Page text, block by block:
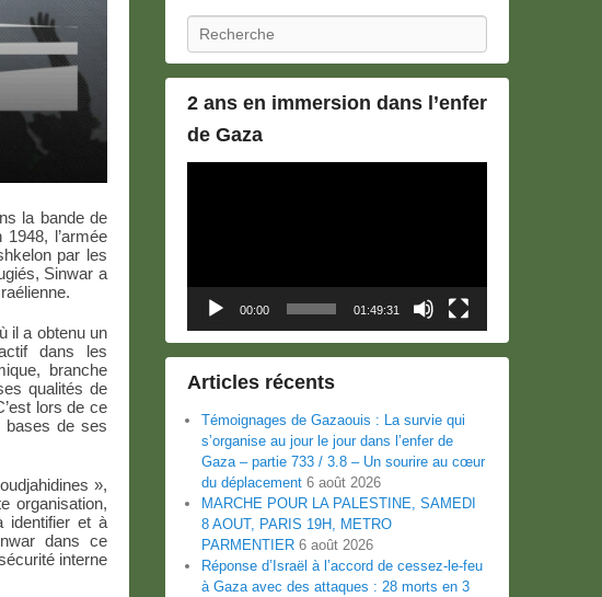
la bande de
l’armée
par les
Sinwar a
il a obtenu un
dans les
branche
qualités de
lors de ce
bases de ses
»,
organisation,
identifier et à
dans ce
interne
Recherche
2 ans en immersion dans l’enfer
de Gaza
00:00 01:49:31
Articles récents
Témoignages de Gazaouis : La survie qui
s’organise au jour le jour dans l’enfer de
Gaza – partie 733 / 3.8 – Un sourire au cœur
du déplacement 6 août 2026
MARCHE POUR LA PALESTINE, SAMEDI
8 AOUT, PARIS 19H, METRO
PARMENTIER 6 août 2026
Réponse d’Israël à l’accord de cessez-le-feu
à Gaza avec des attaques : 28 morts en 3